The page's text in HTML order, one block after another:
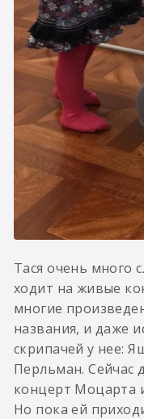
Тася очень много
ходит на живые
многие
названия, и даже
скрипачей у нее:
Перльман. Сейчас
концерт Моцарта
Но пока ей